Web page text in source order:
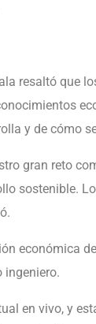
resaltó que
y de cómo
gran reto
sostenible.
económica
ingeniero.
en vivo, y